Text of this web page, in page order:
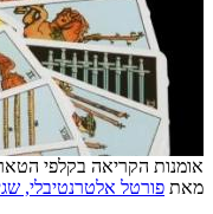
אומנות הקריאה בקלפי
מאת פורטל אלטרנטיבלי,